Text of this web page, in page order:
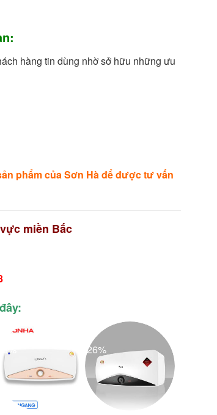
hàng tin dùng nhờ sở hữu những ưu
phẩm của Sơn Hà để được tư vấn
miền Bắc
-38% -26%